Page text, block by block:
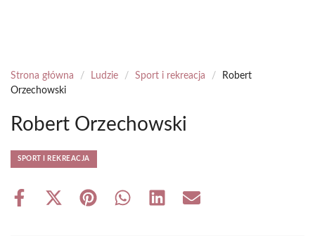
Strona główna / Ludzie / Sport i rekreacja /
Robert
Orzechowski
Robert Orzechowski
SPORT I REKREACJA
Share
Share Share Share Share Share